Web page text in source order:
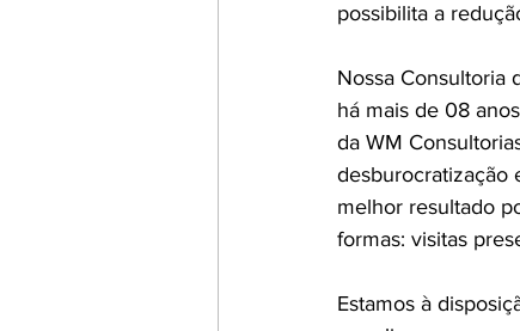
possibilita a
Nossa Consultoria
há mais de 08
da WM
desburocratização
melhor resultado
formas: visitas
Estamos à